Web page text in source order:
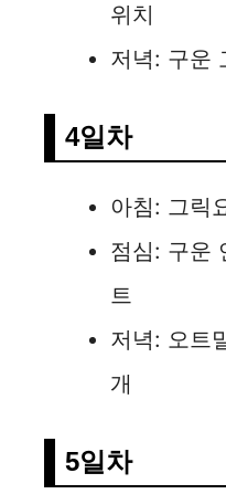
위치
저녁: 구운
4일차
아침: 그릭
점심: 구운
트
저녁: 오트
개
5일차